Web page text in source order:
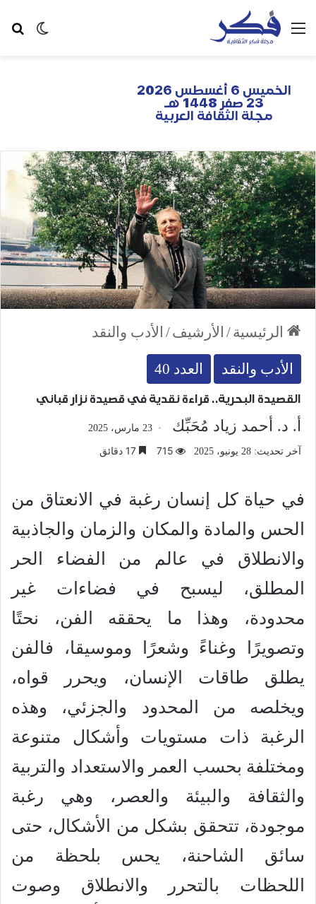
الخميس 6 أغسطس 2026
23 صفر 1448 هـ
مجلة الثقافة العربية
الرئيسية/ الأرشيف/ الأدب والنقد
الأدب والنقد العدد 40
القصيدة البحرية.. قراءة نقدية في قصيدة نزار قباني
أ. د. أحمد زياد مُحَبِّك 23 مارس، 2025
آخر تحديث: 28 يونيو، 2025 715
في حياة كل إنسان رغبة في الانعتاق من
الحس والمادة والمكان والزمان والجاذبية
والانطلاق في عالم من الفضاء الحر
المطلق، ليسبح في فضاءات غير
محدودة، وهذا ما يحققه الفن، نحتًا
وتصويرًا وغناءً وشعرًا وموسيقا، فالفن
يطلق طاقات الإنسان، ويحرر قواه،
ويخلصه من المحدود والجزئي، وهذه
الرغبة ذات مستويات وأشكال متنوعة
ومختلفة بحسب العمر والاستعداد والتربية
والثقافة والبيئة والعصر، وهي رغبة
موجودة، تتحقق بشكل من الأشكال، حتى
سائق الشاحنة، يحس بلحظة من
اللحظات بالتحرر والانطلاق وصوت